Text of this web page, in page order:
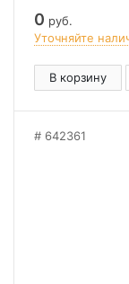
0 руб.
Уточняйте
В корзину
642361